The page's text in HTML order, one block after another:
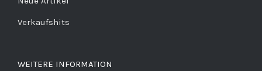
Verkaufshits
WEITERE INFORMATION